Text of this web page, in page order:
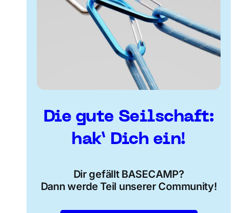
Die gute Seilschaft:
hak’ Dich ein!
Dir gefällt BASECAMP?
Dann werde Teil unserer Community!